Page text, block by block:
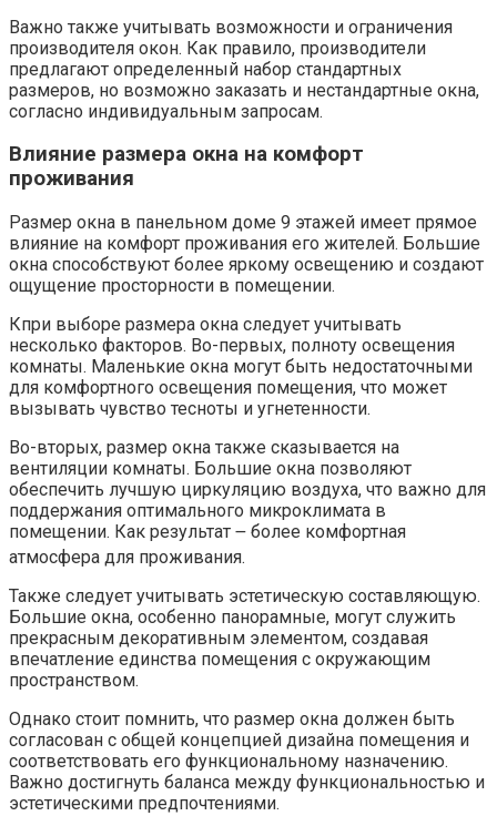
Важно также учитывать возможности и ограничения
производителя окон.​ Как правило, производители
предлагают определенный набор стандартных
размеров, но возможно заказать и нестандартные окна,
согласно индивидуальным запросам.​
Влияние размера окна на комфорт
проживания
Размер окна в панельном доме 9 этажей имеет прямое
влияние на комфорт проживания его жителей. Большие
окна способствуют более яркому освещению и создают
ощущение просторности в помещении.​
Кпри выборе размера окна следует учитывать
несколько факторов.​ Во-первых, полноту освещения
комнаты.​ Маленькие окна могут быть недостаточными
для комфортного освещения помещения, что может
вызывать чувство тесноты и угнетенности.​
Во-вторых, размер окна также сказывается на
вентиляции комнаты.​ Большие окна позволяют
обеспечить лучшую циркуляцию воздуха, что важно для
поддержания оптимального микроклимата в
помещении.​ Как результат ౼ более комфортная
атмосфера для проживания.​
Также следует учитывать эстетическую составляющую.​
Большие окна, особенно панорамные, могут служить
прекрасным декоративным элементом, создавая
впечатление единства помещения с окружающим
пространством.
Однако стоит помнить, что размер окна должен быть
согласован с общей концепцией дизайна помещения и
соответствовать его функциональному назначению.​
Важно достигнуть баланса между функциональностью и
эстетическими предпочтениями.​